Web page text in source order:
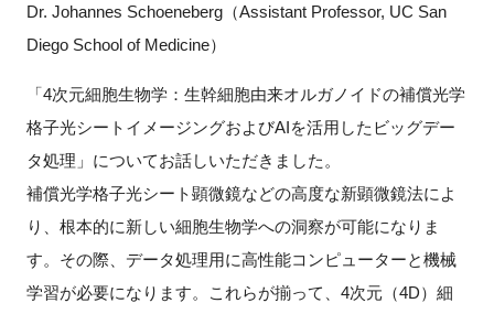
Dr. Johannes Schoeneberg（Assistant Professor, UC San
Diego School of Medicine）
「4次元細胞生物学：生幹細胞由来オルガノイドの補償光学
格子光シートイメージングおよびAIを活用したビッグデー
タ処理」についてお話しいただきました。
補償光学格子光シート顕微鏡などの高度な新顕微鏡法によ
り、根本的に新しい細胞生物学への洞察が可能になりま
す。その際、データ処理用に高性能コンピューターと機械
学習が必要になります。これらが揃って、4次元（4D）細